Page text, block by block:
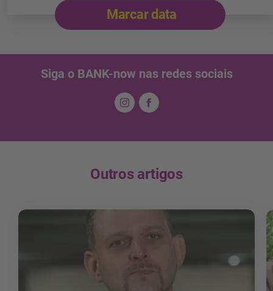
Marcar data
Siga o BANK-now nas redes sociais
Outros artigos